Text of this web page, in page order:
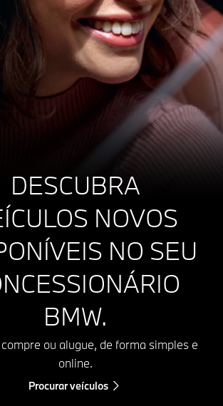
DESCUBRA
NOVOS
NO SEU
BMW.
ou alugue, de forma simples e
online.
Procurar veículos